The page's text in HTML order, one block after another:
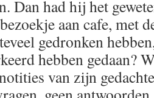
Dan had hij het
aan cafe, met
gedronken
hebben gedaan?
van zijn